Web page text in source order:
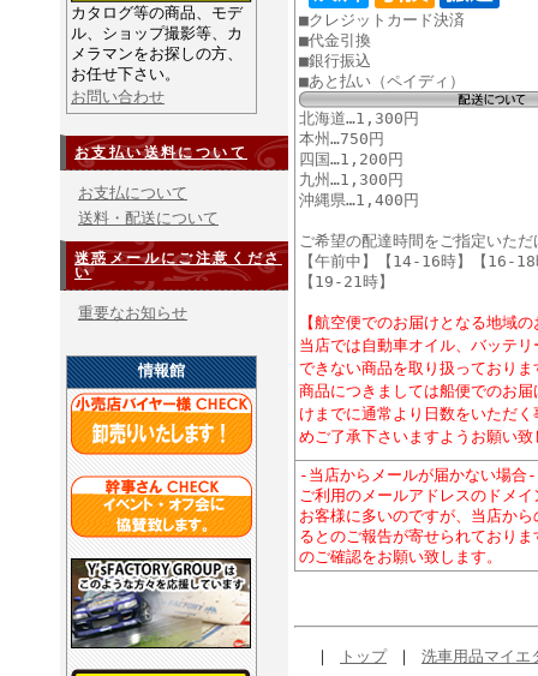
カタログ等の商品、モデ
ル、ショップ撮影等、カ
メラマンをお探しの方、
お任せ下さい。
お問い合わせ
お支払い送料について
お支払について
送料・配送について
迷惑メールにご注意くださ
い
重要なお知らせ
情報館
■クレジットカード決済
■代金引換
■銀行振込
■あと払い（ペイディ）
北海道…1,300円
本州…750円
四国…1,200円
九州…1,300円
沖縄県…1,400円
ご希望の配達時間をご指定いただ
【午前中】【14-16時】【16-
【19-21時】
【航空便でのお届けとなる地域
当店では自動車オイル、バッテ
できない商品を取り扱っており
商品につきましては船便でのお
けまでに通常より日数をいただ
めご了承下さいますようお願い致
-当店からメールが届かない場合-
ご利用のメールアドレスのド
お客様に多いのですが、当店か
るとのご報告が寄せられており
のご確認をお願い致します。
｜ トップ｜ 洗車用品マイエ